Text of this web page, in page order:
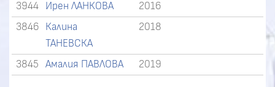
3944 Ирен ЛАНКОВА
2016
3846
Калина
ТАНЕВСКА
2018
3845 Амалия ПАВЛОВА 2019